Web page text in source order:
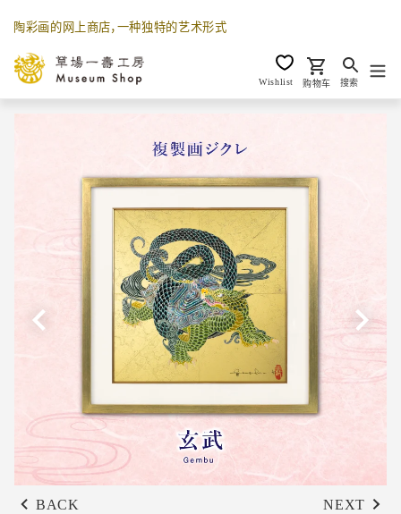
陶彩画的网上商店，一种独特的艺术形式
Wishlist 购物车 搜索
BACK NEXT